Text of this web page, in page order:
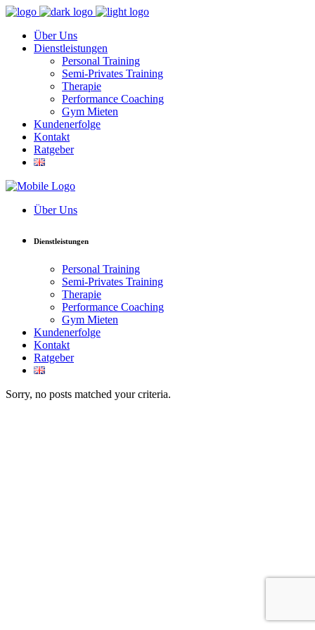
Über Uns
Dienstleistungen
Personal Training
Semi-Privates Training
Therapie
Performance Coaching
Gym Mieten
Kundenerfolge
Kontakt
Ratgeber
Über Uns
Dienstleistungen
Personal Training
Semi-Privates Training
Therapie
Performance Coaching
Gym Mieten
Kundenerfolge
Kontakt
Ratgeber
Sorry, no posts matched your criteria.